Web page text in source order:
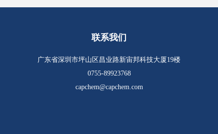
联系我们
广东省深圳市坪山区昌业路新宙邦科技大厦19楼
0755-89923768
capchem@capchem.com